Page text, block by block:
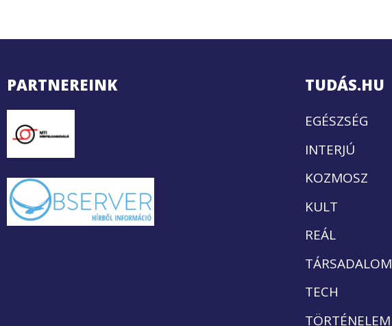
PARTNEREINK TUDÁS.HU
EGÉSZSÉG
INTERJÚ
KOZMOSZ
KULT
REÁL
TÁRSADALOM
TECH
TÖRTÉNELEM